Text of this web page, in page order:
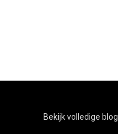
Bekijk volledige blog